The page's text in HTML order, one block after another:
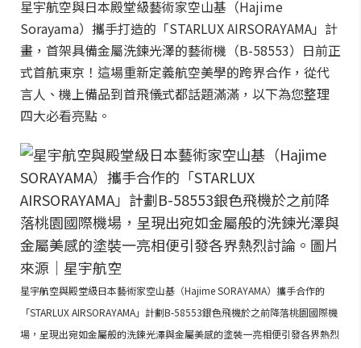
星宇航空與日本殿堂級藝術家空山基（Hajime
Sorayama）攜手打造的「STARLUX AIRSORAYAMA」計
畫，首架具備金屬洗鍊光澤的藝術機（B-58553）日前正
式首航東京！這場重新定義航空美學的跨界合作，從代
言人、機上備品到首飛儀式都話題滿滿，以下為您整理
四大必看亮點。
星宇航空與殿堂級日本藝術家空山基（Hajime SORAYAMA）攜手合作的
「STARLUX AIRSORAYAMA」計劃B-58553銀色飛機於之前降落桃園國際機
場，呈現出宛如金屬般的洗鍊光澤與金屬美感的塗裝一亮相便引發各界熱烈